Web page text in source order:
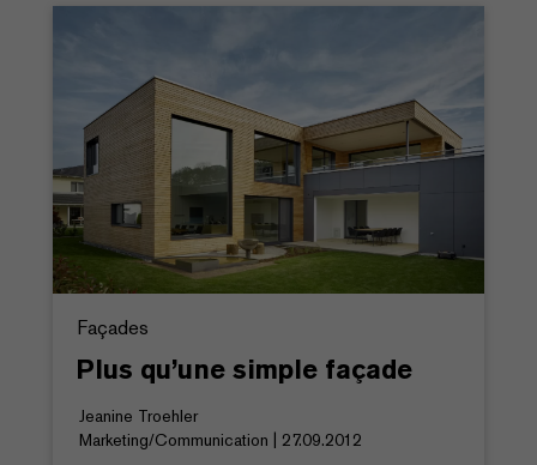
Façades
Plus qu’une simple façade
Jeanine Troehler
Marketing/Communication | 27.09.2012